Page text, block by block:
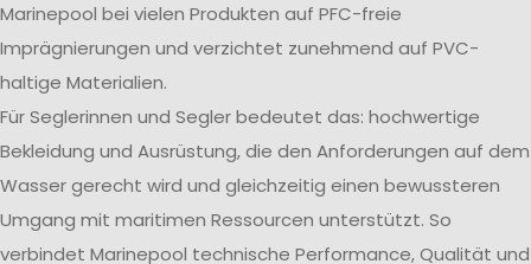
Marinepool bei vielen Produkten auf PFC-freie
Imprägnierungen und verzichtet zunehmend auf PVC-
haltige Materialien.
Für Seglerinnen und Segler bedeutet das: hochwertige
Bekleidung und Ausrüstung, die den Anforderungen auf dem
Wasser gerecht wird und gleichzeitig einen bewussteren
Umgang mit maritimen Ressourcen unterstützt. So
verbindet Marinepool technische Performance, Qualität und